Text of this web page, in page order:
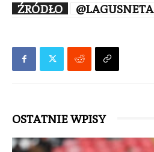
ŹRÓDŁO @LAGUSNETA
OSTATNIE WPISY